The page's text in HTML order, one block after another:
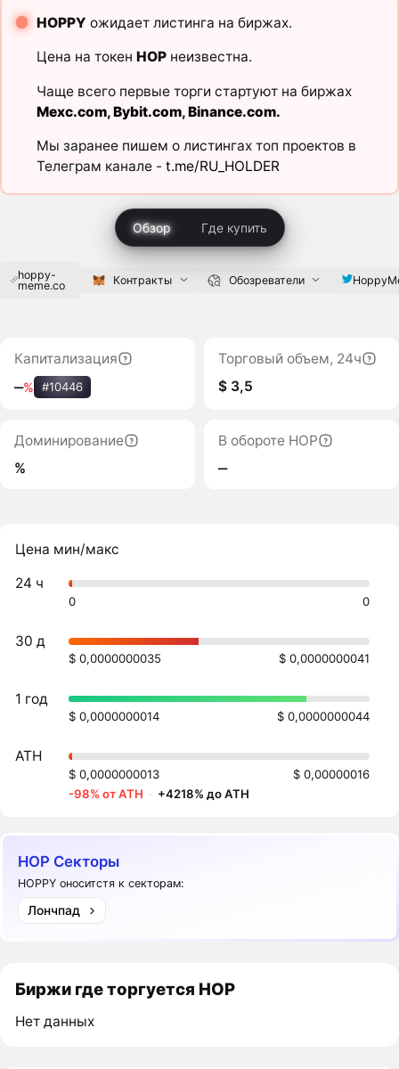
HOPPY ожидает листинга на биржах.
Цена на токен HOPнеизвестна.
Чаще всего первые торги стартуют на биржах
Mexc.com,Bybit.com,Binance.com.
Мы заранее пишем о листингах топ проектов в
Телеграм канале - t.me/RU_HOLDER
Обзор Где купить
hoppy-
meme.co
Контракты Обозреватели
Капитализация
‒% #10446
Торговый объем, 24ч
$ 3,5
Доминирование
%
В обороте HOP
‒
Цена мин/макс
24 ч
0 0
30 д
$ 0,0000000035 $ 0,0000000041
1 год
$ 0,0000000014 $ 0,0000000044
ATH
$ 0,0000000013
$ 0,00000016
-98% от ATH · +4218% до ATH
HOP Секторы
HOPPY оноситстя к секторам:
Лончпад
Биржи где торгуется HOP
Нет данных